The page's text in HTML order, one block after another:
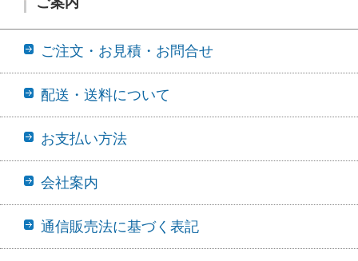
ご注文・お見積・お問合せ
配送・送料について
お支払い方法
会社案内
通信販売法に基づく表記